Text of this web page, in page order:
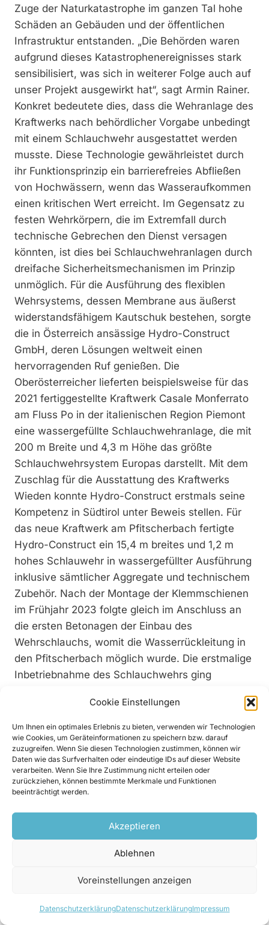
Cookie Einstellungen
Um Ihnen ein optimales Erlebnis zu bieten, verwenden wir Technologien
wie Cookies, um Geräteinformationen zu speichern bzw. darauf
zuzugreifen. Wenn Sie diesen Technologien zustimmen, können wir
Daten wie das Surfverhalten oder eindeutige IDs auf dieser Website
verarbeiten. Wenn Sie Ihre Zustimmung nicht erteilen oder
zurückziehen, können bestimmte Merkmale und Funktionen
beeinträchtigt werden.
Akzeptieren
Ablehnen
Voreinstellungen anzeigen
DatenschutzerklärungDatenschutzerklärungImpressum
Zuge der Naturkatastrophe im ganzen Tal hohe
Schäden an Gebäuden und der öffentlichen
Infrastruktur entstanden. „Die Behörden waren
aufgrund dieses Katastrophenereignisses stark
sensibilisiert, was sich in weiterer Folge auch auf
unser Projekt ausgewirkt hat“, sagt Armin Rainer.
Konkret bedeutete dies, dass die Wehranlage des
Kraftwerks nach behördlicher Vorgabe unbedingt
mit einem Schlauchwehr ausgestattet werden
musste. Diese Technologie gewährleistet durch
ihr Funktionsprinzip ein barrierefreies Abfließen
von Hochwässern, wenn das Wasseraufkommen
einen kritischen Wert erreicht. Im Gegensatz zu
festen Wehrkörpern, die im Extremfall durch
technische Gebrechen den Dienst versagen
könnten, ist dies bei Schlauchwehranlagen durch
dreifache Sicherheitsmechanismen im Prinzip
unmöglich. Für die Ausführung des flexiblen
Wehrsystems, dessen Membrane aus äußerst
widerstandsfähigem Kautschuk bestehen, sorgte
die in Österreich ansässige Hydro-Construct
GmbH, deren Lösungen weltweit einen
hervorragenden Ruf genießen. Die
Oberösterreicher lieferten beispielsweise für das
2021 fertiggestellte Kraftwerk Casale Monferrato
am Fluss Po in der italienischen Region Piemont
eine wassergefüllte Schlauchwehranlage, die mit
200 m Breite und 4,3 m Höhe das größte
Schlauchwehrsystem Europas darstellt. Mit dem
Zuschlag für die Ausstattung des Kraftwerks
Wieden konnte Hydro-Construct erstmals seine
Kompetenz in Südtirol unter Beweis stellen. Für
das neue Kraftwerk am Pfitscherbach fertigte
Hydro-Construct ein 15,4 m breites und 1,2 m
hohes Schlauwehr in wassergefüllter Ausführung
inklusive sämtlicher Aggregate und technischem
Zubehör. Nach der Montage der Klemmschienen
im Frühjahr 2023 folgte gleich im Anschluss an
die ersten Betonagen der Einbau des
Wehrschlauchs, womit die Wasserrückleitung in
den Pfitscherbach möglich wurde. Die erstmalige
Inbetriebnahme des Schlauchwehrs ging